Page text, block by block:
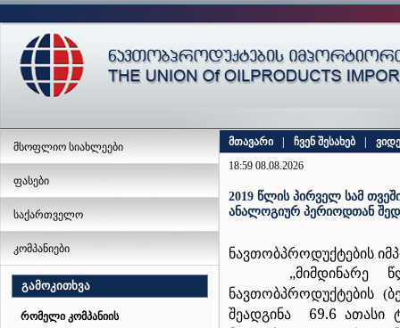
მსოფლიო სიახლეები
ფასები
საქართველო
კომპანიები
გამოკითხვა
რომელი კომპანიის
მთავარი ჩვენ შესახებ
18:59 08.08.2026
2019 წლის პირველ სამ
ანალოგიურ პერიოდთან
ნავთობპროდუქტების
„მიმდინარე
ნავთობპროდუქტების (
შეადგინა
69.6 ათასი